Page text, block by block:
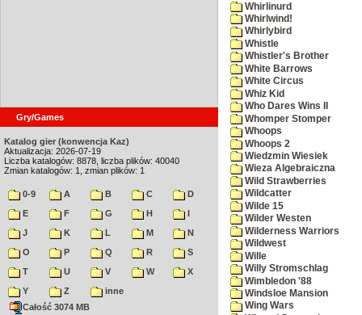
Gry/Games
Katalog gier (konwencja Kaz)
Aktualizacja: 2026-07-19
Liczba katalogów: 8878, liczba plików: 40040
Zmian katalogów: 1, zmian plików: 1
0-9 A B C
D
E
F G H
I
J
K L M
N
O
P Q R
S
T
U V W
X
Y
Z
inne
Całość 3074 MB
Whirlinurd
Whirlwind!
Whirlybird
Whistle
Whistler's Brother
White Barrows
White Circus
Whiz Kid
Who Dares Wins II
Whomper Stomper
Whoops
Whoops 2
Wiedzmin Wiesiek
Wieza Algebraiczna
Wild Strawberries
Wildcatter
Wilde 15
Wilder Westen
Wilderness Warriors
Wildwest
Wille
Willy Stromschlag
Wimbledon '88
Windsloe Mansion
Wing Wars